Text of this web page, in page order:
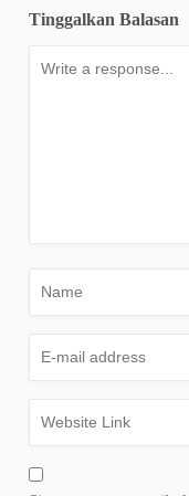
Tinggalkan Balasan